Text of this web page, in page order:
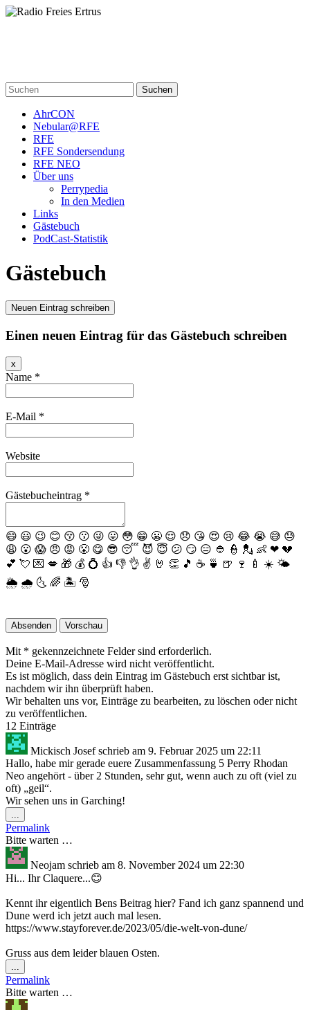
Skip
Suchen
AhrCON
Nebular@RFE
RFE
RFE Sondersendung
RFE NEO
Über uns
Perrypedia
In den Medien
Links
Gästebuch
PodCast-Statistik
Gästebuch
Einen neuen Eintrag für das Gästebuch schreiben
x
Formular
ausblenden
Name *
E-Mail *
Website
Gästebucheintrag *
😄 😃 😉 😊 😚 😗 😜 😛 😳 😁 😬 😌 😞 😘 😍 😢 😂 😭 😅 😓
😩 😮 😱 😠 😡 😤 😋 😎 😴 😈 😇 😕 😏 😑 👲 👮 💂 👶 ❤ 💔
💕 💘 💌 💋 🎁 💰 💍 👍 👎 👌 ✌️ 🤘 👏 🎵 ☕️ 🍵 🍺 🍷 🍼 ☀️ 🌤
🌦 🌧 🌜 🌈 🏝 🎅
Mit * gekennzeichnete Felder sind erforderlich.
Deine E-Mail-Adresse wird nicht veröffentlicht.
Es ist möglich, dass dein Eintrag im Gästebuch erst sichtbar ist,
nachdem wir ihn überprüft haben.
Wir behalten uns vor, Einträge zu bearbeiten, zu löschen oder nicht
zu veröffentlichen.
12 Einträge
Mickisch Josefschrieb am 9. Februar 2025 um 22:11
Hallo, habe mir gerade euere Zusammenfassung 5 Perry Rhodan
Neo angehört - über 2 Stunden, sehr gut, wenn auch zu oft (viel zu
oft) „geil“.
Wir sehen uns in Garching!
Metabox
ein-/ausblenden.
Permalink
Bitte warten …
Neojam schrieb am 8. November 2024 um 22:30
Hi... Ihr Claquere...😊
Kennt ihr eigentlich Bens Beitrag hier? Fand ich ganz spannend und
Dune werd ich jetzt auch mal lesen.
https://www.stayforever.de/2023/05/die-welt-von-dune/
Gruss aus dem leider blauen Osten.
Metabox
ein-/ausblenden.
Permalink
Bitte warten …